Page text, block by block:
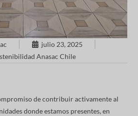
julio 23, 2025
Anasac Chile
de contribuir activamente al
donde estamos presentes, en